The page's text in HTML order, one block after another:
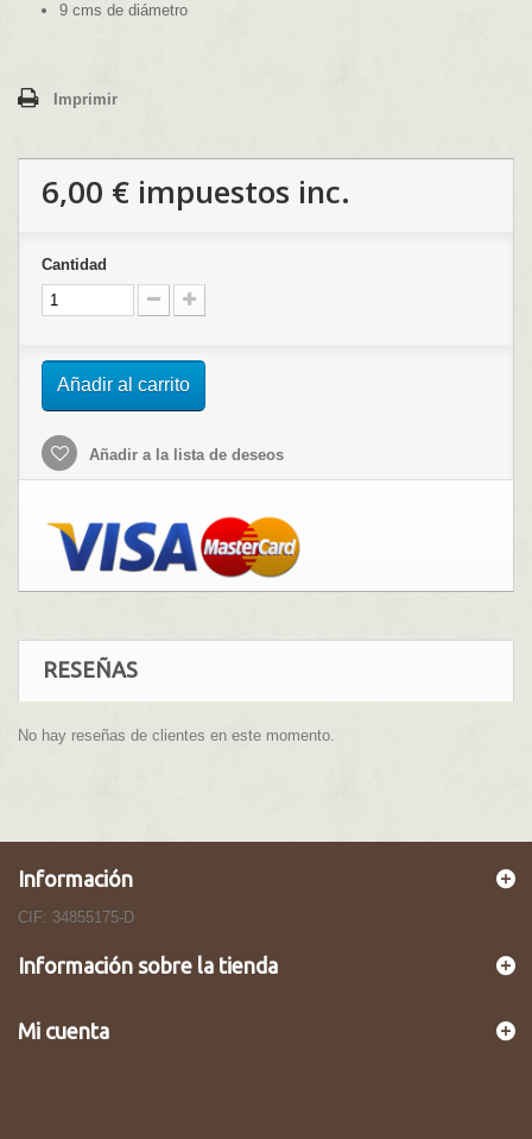
9 cms de diámetro
Imprimir
6,00 € impuestos inc.
Cantidad
Añadir al carrito
Añadir a la lista de deseos
RESEÑAS
No hay reseñas de clientes en este momento.
Información
CIF: 34855175-D
Información sobre la tienda
Mi cuenta